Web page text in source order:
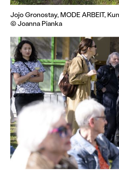
Jojo Gronostay, MODE ARBEIT,
© Joanna Pianka